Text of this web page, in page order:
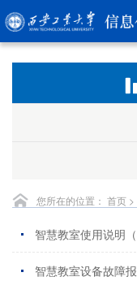
您所在的位置： 首页 >
智慧教室使用说明
智慧教室设备故障